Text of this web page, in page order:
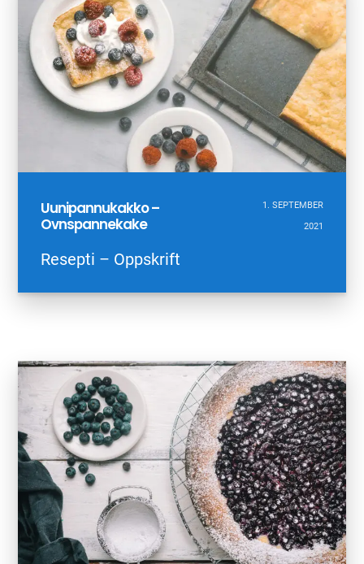
Uunipannukakko –
Ovnspannekake
1. SEPTEMBER
2021
Resepti – Oppskrift